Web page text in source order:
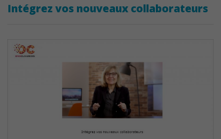
Intégrez vos nouveaux collaborateurs